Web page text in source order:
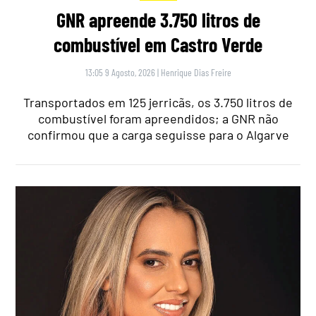
GNR apreende 3.750 litros de
combustível em Castro Verde
13:05 9 Agosto, 2026 | Henrique Dias Freire
Transportados em 125 jerricãs, os 3.750 litros de
combustível foram apreendidos; a GNR não
confirmou que a carga seguisse para o Algarve